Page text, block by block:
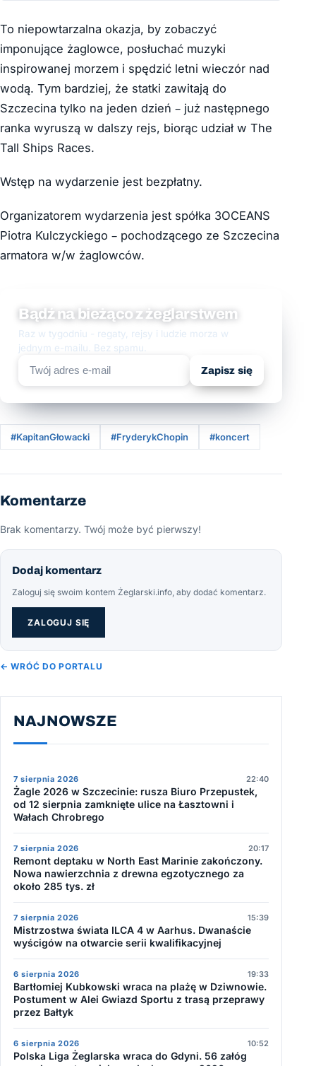
To niepowtarzalna okazja, by zobaczyć
imponujące żaglowce, posłuchać muzyki
inspirowanej morzem i spędzić letni wieczór nad
wodą. Tym bardziej, że statki zawitają do
Szczecina tylko na jeden dzień – już następnego
ranka wyruszą w dalszy rejs, biorąc udział w The
Tall Ships Races.
Wstęp na wydarzenie jest bezpłatny.
Organizatorem wydarzenia jest spółka 3OCEANS
Piotra Kulczyckiego – pochodzącego ze Szczecina
armatora w/w żaglowców.
Bądź na bieżąco z żeglarstwem
Raz w tygodniu - regaty, rejsy i ludzie morza w
jednym e-mailu. Bez spamu.
Zapisz się
#KapitanGłowacki #FryderykChopin #koncert
Komentarze
Brak komentarzy. Twój może być pierwszy!
Dodaj komentarz
Zaloguj się swoim kontem Żeglarski.info, aby dodać komentarz.
ZALOGUJ SIĘ
← WRÓĆ DO PORTALU
NAJNOWSZE
7 sierpnia 2026 22:40
Żagle 2026 w Szczecinie: rusza Biuro Przepustek,
od 12 sierpnia zamknięte ulice na Łasztowni i
Wałach Chrobrego
7 sierpnia 2026 20:17
Remont deptaku w North East Marinie zakończony.
Nowa nawierzchnia z drewna egzotycznego za
około 285 tys. zł
7 sierpnia 2026 15:39
Mistrzostwa świata ILCA 4 w Aarhus. Dwanaście
wyścigów na otwarcie serii kwalifikacyjnej
6 sierpnia 2026 19:33
Bartłomiej Kubkowski wraca na plażę w Dziwnowie.
Postument w Alei Gwiazd Sportu z trasą przeprawy
przez Bałtyk
6 sierpnia 2026 10:52
Polska Liga Żeglarska wraca do Gdyni. 56 załóg